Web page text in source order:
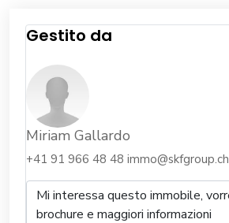
Gestito da
Miriam Gallardo
+41 91 966 48 48 immo@skfgroup.ch